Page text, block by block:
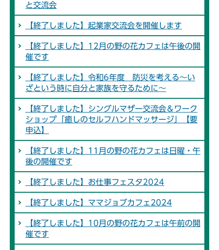
と交流会
【終了しました】起業家交流会を開催します
【終了しました】12月の野の花カフェは午後の開
催です
【終了しました】令和6年度 防災を考える～い
ざという時に自分と家族を守るために～
【終了しました】シングルマザー交流会＆ワーク
ショップ「癒しのセルフハンドマッサージ」【要
申込】
【終了しました】11月の野の花カフェは日曜・午
後の開催です
【終了しました】お仕事フェスタ2024
【終了しました】ママジョブカフェ2024
【終了しました】10月の野の花カフェは午前の開
催です